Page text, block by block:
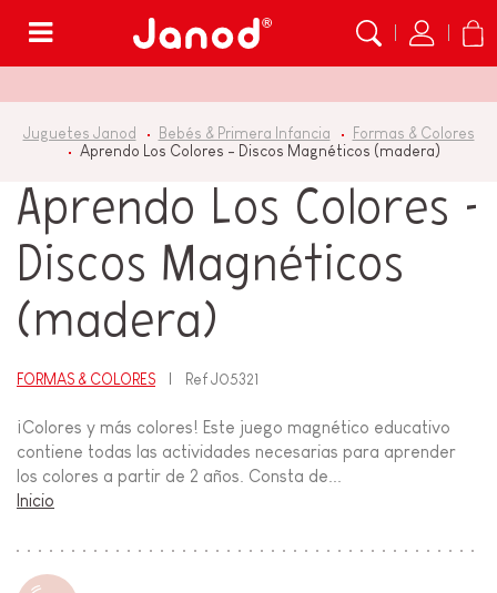
Juguetes Janod Bebés & Primera Infancia
Formas & Colores
Aprendo Los Colores - Discos Magnéticos (madera)
Aprendo Los Colores -
Discos Magnéticos
(madera)
FORMAS & COLORES RefJ05321
¡Colores y más colores! Este juego magnético educativo
contiene todas las actividades necesarias para aprender
los colores a partir de 2 años. Consta de...
Inicio